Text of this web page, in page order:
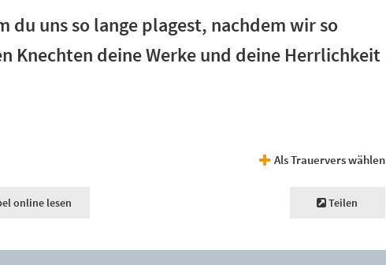
du uns so lange plagest, nachdem wir so
Knechten deine Werke und deine Herrlichkeit
Als Trauervers wählen
online lesen Teilen